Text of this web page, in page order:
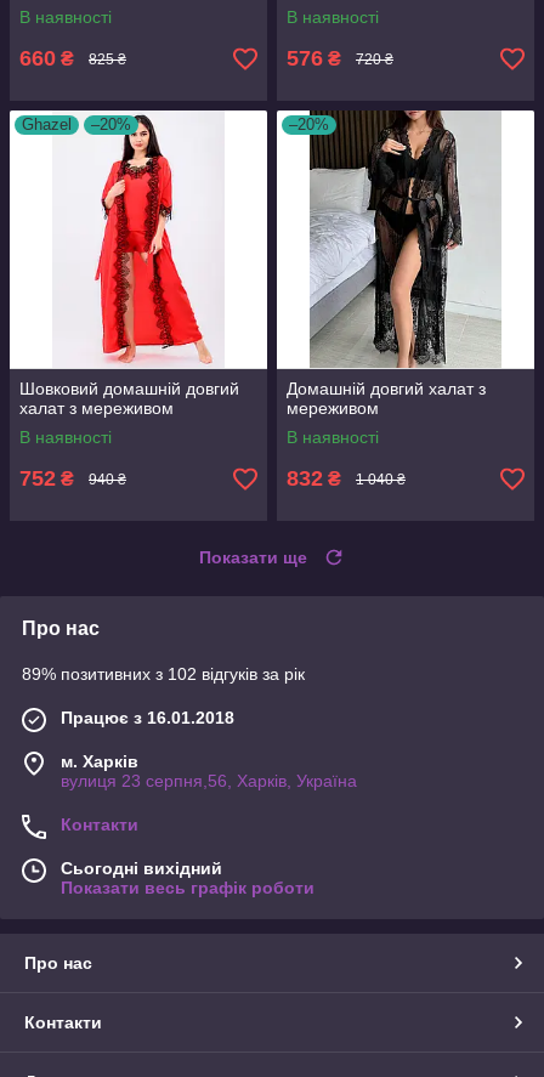
В наявності
660 ₴ 825 ₴
В наявності
576 ₴ 720 ₴
Ghazel –20%
Шовковий домашній довгий
халат з мереживом
В наявності
752 ₴ 940 ₴
–20%
Домашній довгий халат з
мереживом
В наявності
832 ₴ 1 040 ₴
Показати ще
Про нас
89% позитивних з 102 відгуків за рік
Працює з 16.01.2018
м. Харків
вулиця 23 серпня,56, Харків, Україна
Контакти
Сьогодні вихідний
Показати весь графік роботи
Про нас
Контакти